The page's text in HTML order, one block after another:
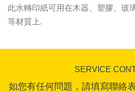
此水轉印紙可用在木器、塑膠、玻
等材質上.
SERVICE
如您有任何問題，請填寫聯絡